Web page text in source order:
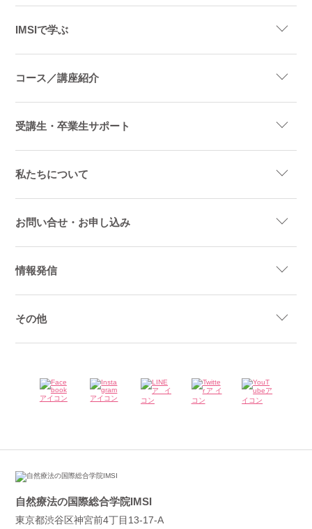
IMSIで学ぶ
コース／講座紹介
受講生・卒業生サポート
私たちについて
お問い合せ・お申し込み
情報発信
その他
自然療法の国際総合学院IMSI
東京都渋谷区神宮前4丁目13-17-A